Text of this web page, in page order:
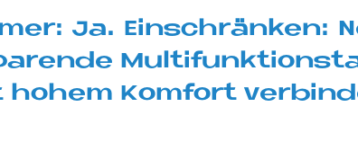
Ja. Ein­schrän­ken:
Kom­fort